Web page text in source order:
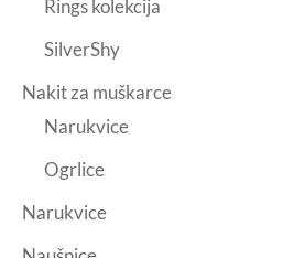
Rings kolekcija
SilverShy
Nakit za muškarce
Narukvice
Ogrlice
Narukvice